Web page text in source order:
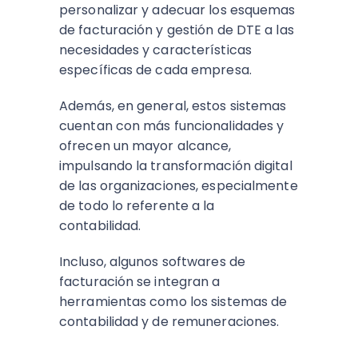
personalizar y adecuar los esquemas
de facturación y gestión de DTE a las
necesidades y características
específicas de cada empresa.
Además, en general, estos sistemas
cuentan con más funcionalidades y
ofrecen un mayor alcance,
impulsando la transformación digital
de las organizaciones, especialmente
de todo lo referente a la
contabilidad.
Incluso, algunos softwares de
facturación se integran a
herramientas como los sistemas de
contabilidad y de remuneraciones.